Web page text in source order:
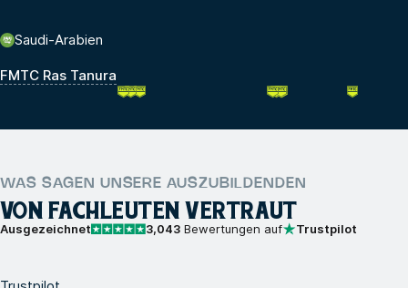
Saudi-Arabien
FMTC Ras Tanura
WAS SAGEN UNSERE AUSZUBILDENDEN
VON FACHLEUTEN VERTRAUT
Ausgezeichnet 3,043 Bewertungen auf Trustpilot